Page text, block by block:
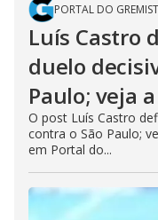
PORTAL DO
Luís Castro
duelo
Paulo; veja
O post Luís Castro
contra o São Paulo;
em Portal do...